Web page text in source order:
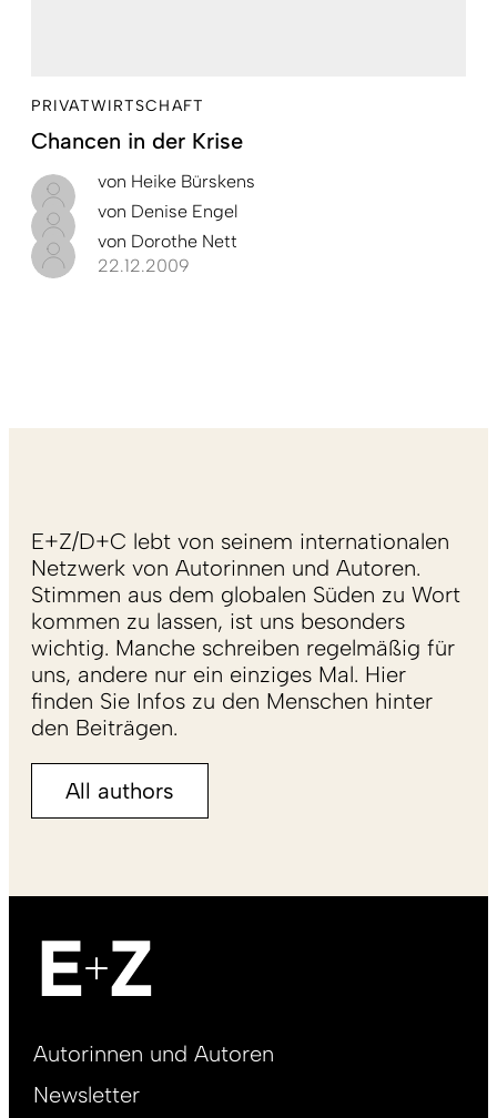
PRIVATWIRTSCHAFT
Chancen in der Krise
von Heike Bürskens
von Denise Engel
von Dorothe Nett
22.12.2009
E+Z/D+C lebt von seinem internationalen
Netzwerk von Autorinnen und Autoren.
Stimmen aus dem globalen Süden zu Wort
kommen zu lassen, ist uns besonders
wichtig. Manche schreiben regelmäßig für
uns, andere nur ein einziges Mal. Hier
finden Sie Infos zu den Menschen hinter
den Beiträgen.
All authors
Footer
DE
Autorinnen und Autoren
Newsletter